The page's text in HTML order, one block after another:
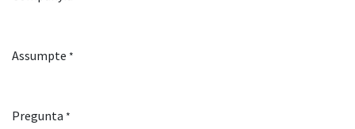
Assumpte *
Pregunta *